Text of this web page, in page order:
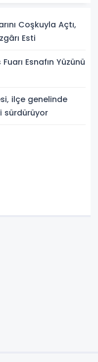
Coşkuyla Açtı,
Esti
Esnafın Yüzünü
ilçe genelinde
sürdürüyor